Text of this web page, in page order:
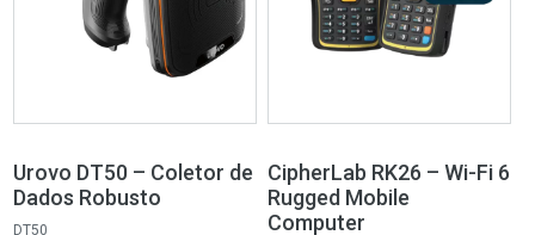
Urovo DT50 – Coletor de
Dados Robusto
DT50
CipherLab RK26 – Wi-Fi 6
Rugged Mobile
Computer